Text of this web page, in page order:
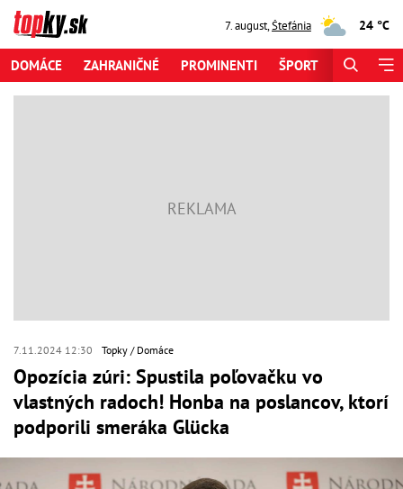
7. august,Štefánia 24 °C
DOMÁCE ZAHRANIČNÉ PROMINENTI ŠPORT
7.11.2024 12:30 Topky Domáce
Opozícia zúri: Spustila poľovačku vo
vlastných radoch! Honba na poslancov, ktorí
podporili smeráka Glücka